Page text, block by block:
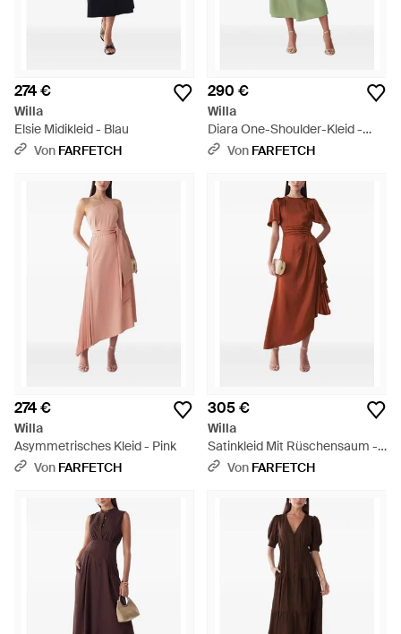
274 €
Willa
Elsie Midikleid - Blau
Von FARFETCH
290 €
Willa
Diara One-Shoulder-Kleid -
GrünVon FARFETCH
274 €
Willa
Asymmetrisches Kleid - Pink
Von FARFETCH
305 €
Willa
Satinkleid Mit Rüschensaum -
Braun
Von FARFETCH